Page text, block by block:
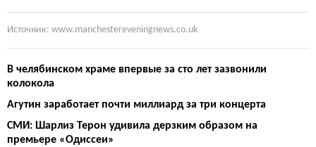
Источник: www.manchestereveningnews.co.uk
В челябинском храме впервые за сто лет зазвонили
колокола
Агутин заработает почти миллиард за три концерта
СМИ: Шарлиз Терон удивила дерзким образом на
премьере «Одиссеи»